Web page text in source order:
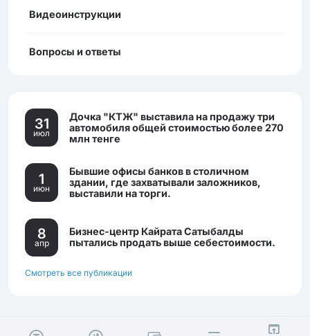
Видеоинструкции
Вопросы и ответы
31
июл
Дочка "КТЖ" выставила на продажу три
автомобиля общей стоимостью более 270
млн тенге
1
июн
Бывшие офисы банков в столичном
здании, где захватывали заложников,
выставили на торги.
8
апр
Бизнес-центр Кайрата Сатыбалды
пытались продать выше себестоимости.
Смотреть все публикации